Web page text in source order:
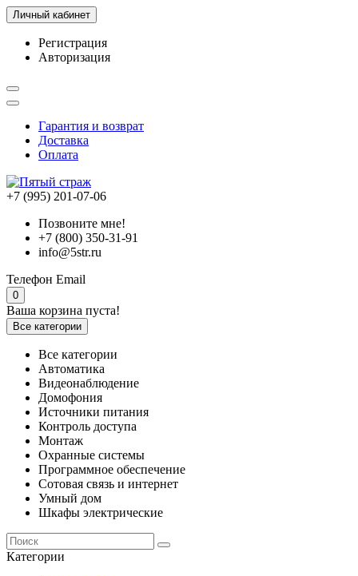
Личный кабинет
Регистрация
Авторизация
Гарантия и возврат
Доставка
Оплата
+7 (995) 201-07-06
Позвоните мне!
+7 (800) 350-31-91
info@5str.ru
Телефон Email
0
Ваша корзина пуста!
Все категории
Все категории
Автоматика
Видеонаблюдение
Домофония
Источники питания
Контроль доступа
Монтаж
Охранные системы
Программное обеспечение
Сотовая связь и интернет
Умный дом
Шкафы электрические
Категории